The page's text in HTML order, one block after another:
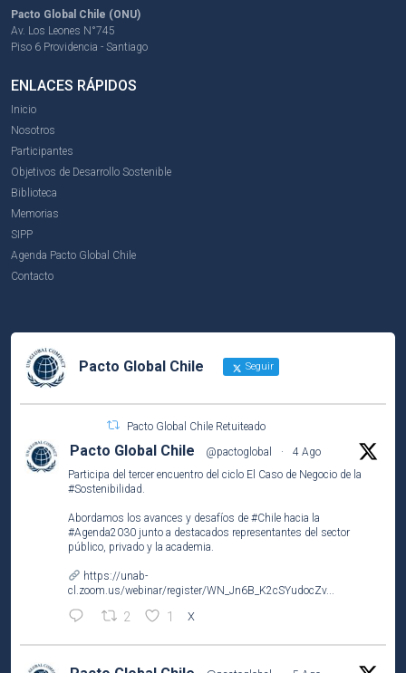
Pacto Global Chile (ONU)
Av. Los Leones N°745
Piso 6 Providencia - Santiago
ENLACES RÁPIDOS
Inicio
Nosotros
Participantes
Objetivos de Desarrollo Sostenible
Biblioteca
Memorias
SIPP
Agenda Pacto Global Chile
Contacto
Pacto Global Chile Seguir
Pacto Global Chile Retuiteado
Pacto Global Chile @pactoglobal ·
4 Ago
Participa del tercer encuentro del ciclo El Caso de Negocio de la
#Sostenibilidad
Abordamos los avances y desafíos de #Chile hacia la
#Agenda2030 junto a destacados representantes del sector
público, privado y la academia.
https://unab-
cl.zoom.us/webinar/register/WN_Jn6B_K2cSYudocZv...
2 1 X